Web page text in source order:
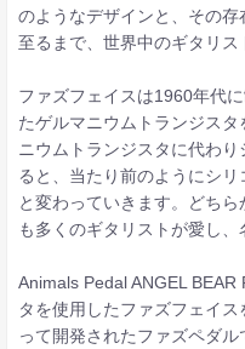
のようなデザインと、その
至るまで、世界中のギタリス
ファズフェイスは1960年代
たゲルマニウムトランジス
ニウムトランジスタに代わ
ると、当たり前のようにシ
と変わっていきます。どち
も多くのギタリストが愛し、
Animals Pedal ANGEL
タを使用したファズフェイ
って開発されたファズペダル